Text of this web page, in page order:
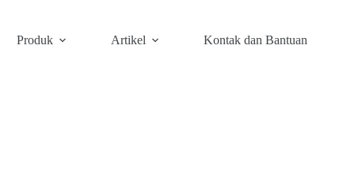
Produk Artikel Kontak dan Bantuan